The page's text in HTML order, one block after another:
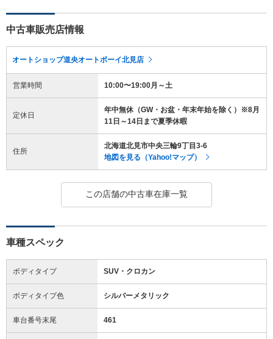
中古車販売店情報
オートショップ道央オートボーイ北見店
営業時間 10:00〜19:00月～土
定休日
年中無休（GW・お盆・年末年始を除く）※8月
11日～14日まで夏季休暇
住所
北海道北見市中央三輪9丁目3-6
地図を見る（Yahoo!マップ）
この店舗の中古車在庫一覧
車種スペック
ボディタイプ SUV・クロカン
ボディタイプ色 シルバーメタリック
車台番号末尾 461